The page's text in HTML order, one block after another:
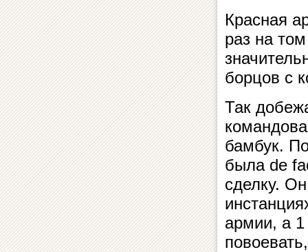
Красная
раз на
борцов с
Так
бамбук.
была de
сделку.
армии, а 1